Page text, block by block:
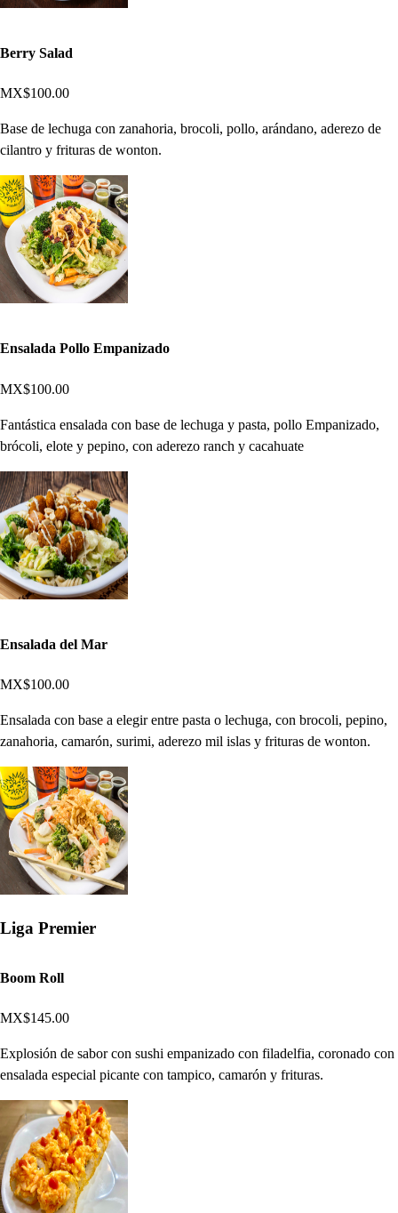
Berry Salad
MX$100.00
Base de lechuga con zanahoria, brocoli, pollo, arándano, aderezo de
cilantro y frituras de wonton.
Ensalada Pollo Empanizado
MX$100.00
Fantástica ensalada con base de lechuga y pasta, pollo Empanizado,
brócoli, elote y pepino, con aderezo ranch y cacahuate
Ensalada del Mar
MX$100.00
Ensalada con base a elegir entre pasta o lechuga, con brocoli, pepino,
zanahoria, camarón, surimi, aderezo mil islas y frituras de wonton.
Liga Premier
Boom Roll
MX$145.00
Explosión de sabor con sushi empanizado con filadelfia, coronado con
ensalada especial picante con tampico, camarón y frituras.